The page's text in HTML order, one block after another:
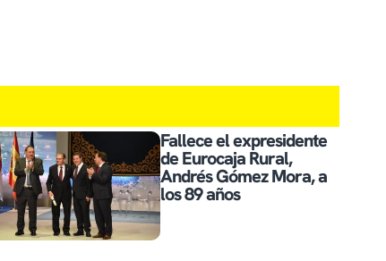
Fallece el expresidente
de Eurocaja Rural,
Andrés Gómez Mora, a
los 89 años